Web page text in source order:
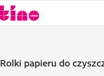
Rolki papieru do